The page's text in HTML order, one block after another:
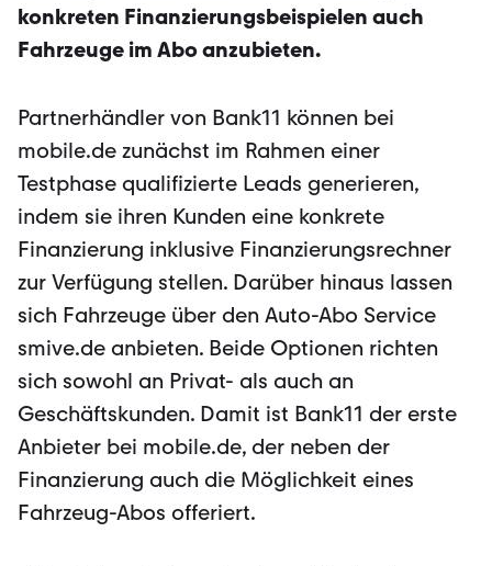
konkreten Finanzierungsbeispielen auch
Fahrzeuge im Abo anzubieten.
Partnerhändler von Bank11 können bei
mobile.de zunächst im Rahmen einer
Testphase qualifizierte Leads generieren,
indem sie ihren Kunden eine konkrete
Finanzierung inklusive Finanzierungsrechner
zur Verfügung stellen. Darüber hinaus lassen
sich Fahrzeuge über den Auto-Abo Service
smive.de anbieten. Beide Optionen richten
sich sowohl an Privat- als auch an
Geschäftskunden. Damit ist Bank11 der erste
Anbieter bei mobile.de, der neben der
Finanzierung auch die Möglichkeit eines
Fahrzeug-Abos offeriert.